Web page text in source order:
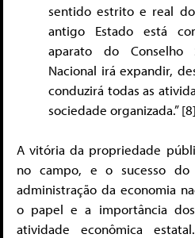
sentido estrito e real
antigo Estado está
aparato do Conselho
Nacional irá expandir,
conduzirá todas as
sociedade organizada.” [8]
A vitória da propriedade
no campo, e o sucesso do
administração da economia
o papel e a importância
atividade econômica